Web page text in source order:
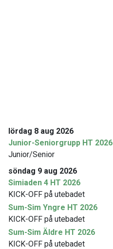
lördag 8 aug 2026
Junior-Seniorgrupp HT 2026
Junior/Senior
söndag 9 aug 2026
Simiaden 4 HT 2026
KICK-OFF på utebadet
Sum-Sim Yngre HT 2026
KICK-OFF på utebadet
Sum-Sim Äldre HT 2026
KICK-OFF på utebadet